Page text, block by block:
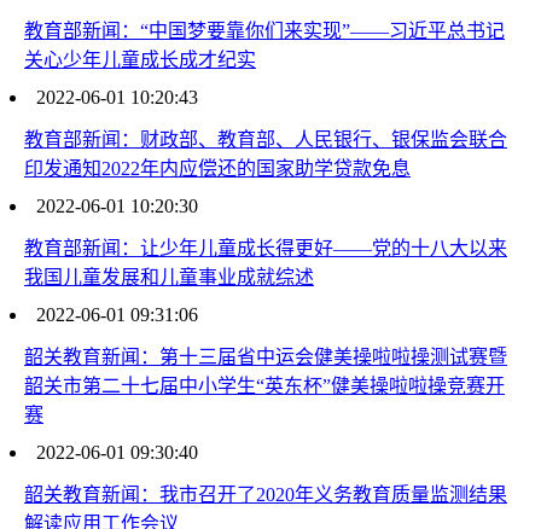
教育部新闻：“中国梦要靠你们来实现”——习近平总书记
关心少年儿童成长成才纪实
教育部新闻：财政部、教育部、人民银行、银保监会联合
印发通知2022年内应偿还的国家助学贷款免息
2022-06-01 10:20:43
教育部新闻：让少年儿童成长得更好——党的十八大以来
我国儿童发展和儿童事业成就综述
2022-06-01 10:20:30
韶关教育新闻：第十三届省中运会健美操啦啦操测试赛暨
韶关市第二十七届中小学生“英东杯”健美操啦啦操竞赛开
赛
2022-06-01 09:31:06
韶关教育新闻：我市召开了2020年义务教育质量监测结果
解读应用工作会议
2022-06-01 09:30:40